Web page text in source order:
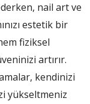
nail art ve
estetik bir
fiziksel
artırır.
kendinizi
yükseltmeniz